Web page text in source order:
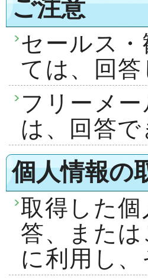
ご注意
セールス
ては、回
フリーメ
は、回答
個人情報の
取得した
答、また
に利用し